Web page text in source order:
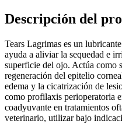
Descripción del
Tears Lagrimas es un
ayuda a aliviar la sequedad e
superficie del ojo. Actúa como
regeneración del epitelio
edema y la cicatrización de
como profilaxis perioperatoria
coadyuvante en tratamientos
veterinario, utilizar bajo